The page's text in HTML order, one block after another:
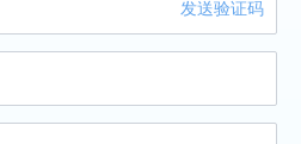
发送验证码